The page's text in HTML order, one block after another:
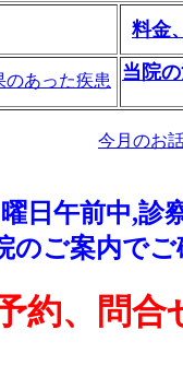
料金
のあった疾患 当院
今月のお
曜日午前中,診
のご案内で
約、問合